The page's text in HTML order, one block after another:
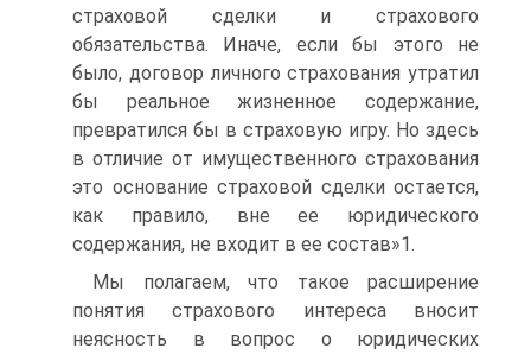
страховой сделки и страхового
обязательства. Иначе, если бы этого не
было, договор личного страхования утратил
бы реальное жизненное содержание,
превратился бы в страховую игру. Но здесь
в отличие от имущественного страхования
это основание страховой сделки остается,
как правило, вне ее юридического
содержания, не входит в ее состав»1.
Мы полагаем, что такое расширение
понятия страхового интереса вносит
неясность в вопрос о юридических